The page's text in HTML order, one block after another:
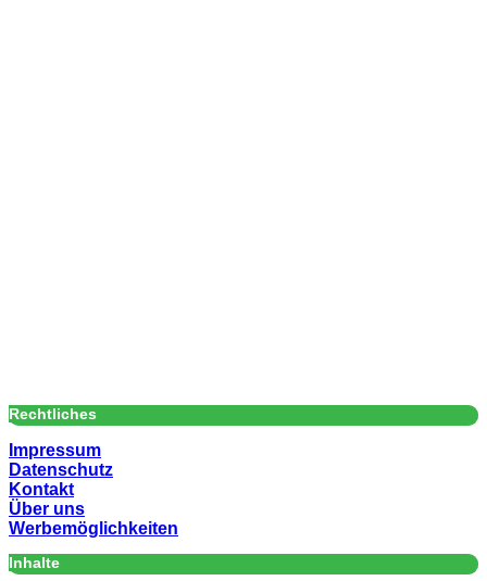
Rechtliches
Impressum
Datenschutz
Kontakt
Über uns
Werbemöglichkeiten
Inhalte